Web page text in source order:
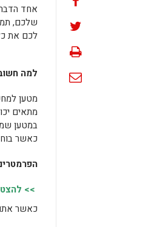
אחד
שלכם,
לכם את
למה
מטען
מתאים
במטען
כאשר
>>
כאשר